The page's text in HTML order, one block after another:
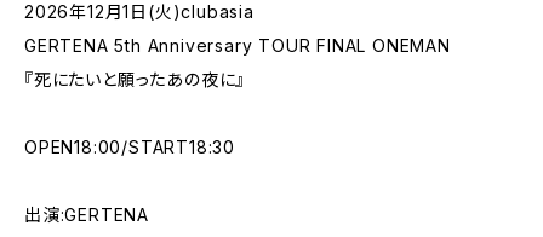
2026年12月1日(火)clubasia
GERTENA 5th Anniversary TOUR FINAL ONEMAN
『死にたいと願ったあの夜に』
OPEN18:00/START18:30
出演:GERTENA